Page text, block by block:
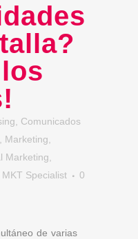
Comunicados
Marketing
Marketing
MKT Specialist
0
de varias